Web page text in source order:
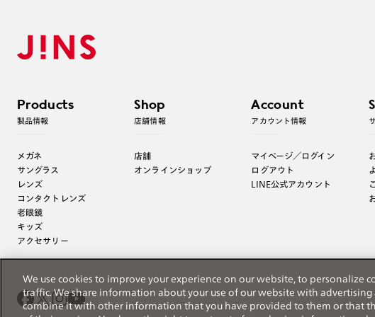
Products
製品情報
メガネ
サングラス
レンズ
コンタクトレンズ
老眼鏡
キッズ
アクセサリー
Shop
店舗情報
店舗
オンラインショップ
Account
アカウント情報
マイページ／ログイン
ログアウト
LINE公式アカウント
We use cookies to improve your experience on our website, to personalize
traffic. We share information about your use of our website with
combine it with other information that you have provided to them or that